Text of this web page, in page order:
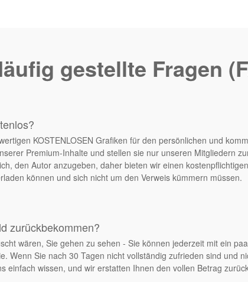
gestellte Fragen
KOSTENLOSEN Grafiken für den persönlichen und
Premium-Inhalte und stellen sie nur unseren Mitgliedern
den Autor anzugeben, daher bieten wir einen
können und sich nicht um den Verweis kümmern müssen.
zurückbekommen?
wären, Sie gehen zu sehen - Sie können jederzeit mit ein
Wenn Sie nach 30 Tagen nicht vollständig zufrieden sind und
einfach wissen, und wir erstatten Ihnen den vollen Betrag